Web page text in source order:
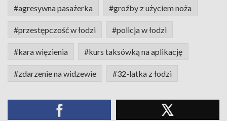
#agresywna pasażerka #groźby z użyciem noża
#przestępczość w łodzi #policja w łodzi
#kara więzienia #kurs taksówką na aplikację
#zdarzenie na widzewie #32-latka z łodzi